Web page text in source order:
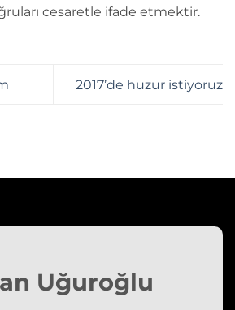
cesaretle ifade etmektir.
2017’de huzur istiyoruz
Uğuroğlu